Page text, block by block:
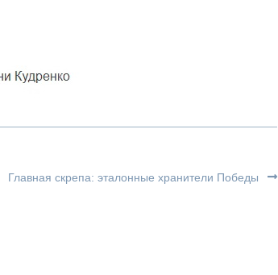
Главная скрепа: эталонные хранители Победы